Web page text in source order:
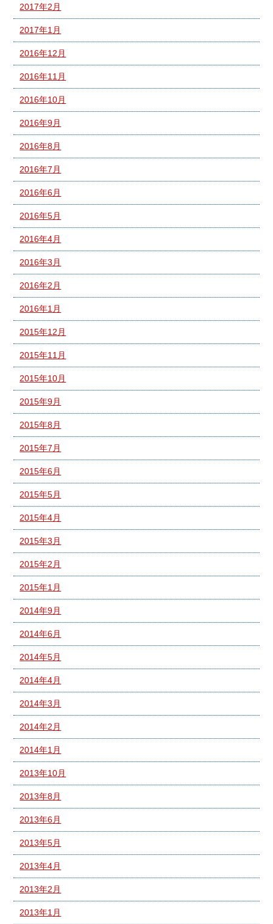
2017年2月
2017年1月
2016年12月
2016年11月
2016年10月
2016年9月
2016年8月
2016年7月
2016年6月
2016年5月
2016年4月
2016年3月
2016年2月
2016年1月
2015年12月
2015年11月
2015年10月
2015年9月
2015年8月
2015年7月
2015年6月
2015年5月
2015年4月
2015年3月
2015年2月
2015年1月
2014年9月
2014年6月
2014年5月
2014年4月
2014年3月
2014年2月
2014年1月
2013年10月
2013年8月
2013年6月
2013年5月
2013年4月
2013年2月
2013年1月